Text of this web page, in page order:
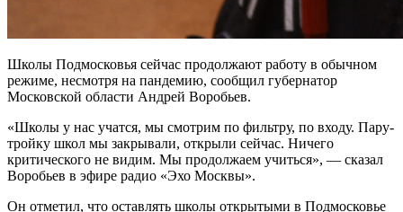
Школы Подмосковья сейчас продолжают работу в обычном
режиме, несмотря на пандемию, сообщил губернатор
Московской области Андрей Воробьев.
«Школы у нас учатся, мы смотрим по фильтру, по входу. Пару-
тройку школ мы закрывали, открыли сейчас. Ничего
критического не видим. Мы продолжаем учиться», — сказал
Воробьев в эфире радио «Эхо Москвы».
Он отметил, что оставлять школы открытыми в Подмосковье